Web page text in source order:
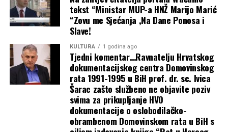
UEFA saziva hitan sastanak zbog
FIFA-inog plana privatnih ulaganja
tekst “Ministar MUP-a HNŽ Marijo Marić
“Zovu me Sjećanja ,Na Dane Ponosa i
Slave!
KULTURA 1 godina ago
Tjedni komentar…Ravnatelju Hrvatskog
dokumentacijskog centra Domovinskog
rata 1991-1995 u BiH prof. dr. sc. Ivica
Šarac zašto službeno ne objavite poziv
svima za prikupljanje HVO
dokumentacije o oslobodilačko-
obrambenom Domovinskom rata u BiH s